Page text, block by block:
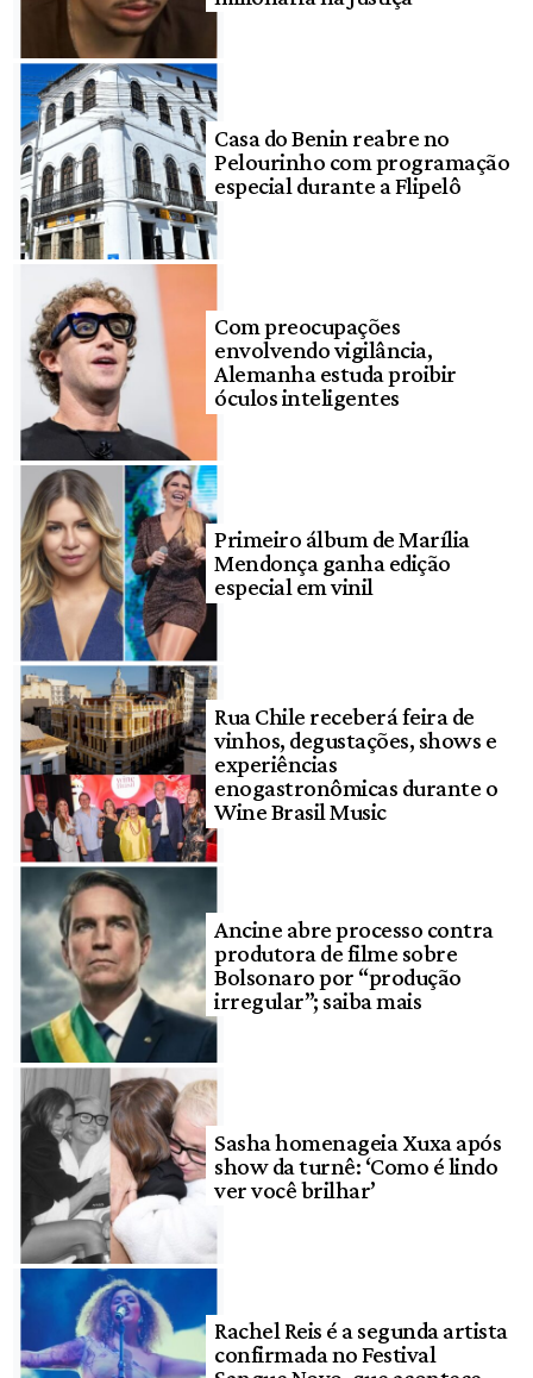
Casa do Benin reabre no
Pelourinho com programação
especial durante a Flipelô
Com preocupações
envolvendo vigilância,
Alemanha estuda proibir
óculos inteligentes
Primeiro álbum de Marília
Mendonça ganha edição
especial em vinil
Rua Chile receberá feira de
vinhos, degustações, shows e
experiências
enogastronômicas durante o
Wine Brasil Music
Ancine abre processo contra
produtora de filme sobre
Bolsonaro por “produção
irregular”; saiba mais
Sasha homenageia Xuxa após
show da turnê: ‘Como é lindo
ver você brilhar’
Rachel Reis é a segunda artista
confirmada no Festival